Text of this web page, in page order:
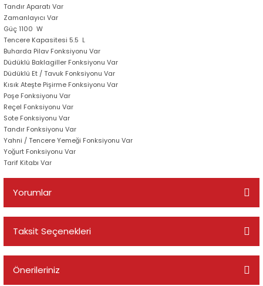
Tandır Aparatı Var
Zamanlayıcı Var
Güç 1100 W
Tencere Kapasitesi 5.5 L
Buharda Pilav Fonksiyonu Var
Düdüklü Baklagiller Fonksiyonu Var
Düdüklü Et / Tavuk Fonksiyonu Var
Kısık Ateşte Pişirme Fonksiyonu Var
Poşe Fonksiyonu Var
Reçel Fonksiyonu Var
Sote Fonksiyonu Var
Tandır Fonksiyonu Var
Yahni / Tencere Yemeği Fonksiyonu Var
Yoğurt Fonksiyonu Var
Tarif Kitabı Var
Yorumlar
Taksit Seçenekleri
Önerileriniz